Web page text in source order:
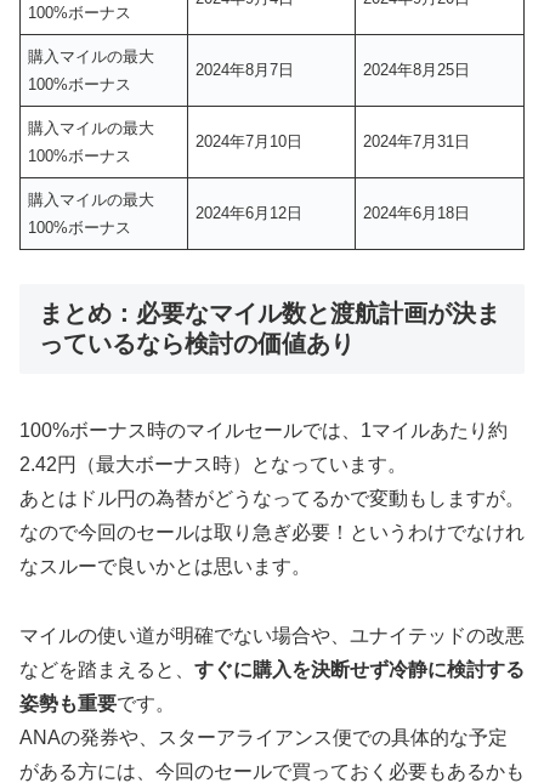
100%ボーナス
購入マイルの最大
100%ボーナス
2024年8月7日 2024年8月25日
購入マイルの最大
100%ボーナス
2024年7月10日 2024年7月31日
購入マイルの最大
100%ボーナス
2024年6月12日 2024年6月18日
まとめ：必要なマイル数と渡航計画が決ま
っているなら検討の価値あり
100%ボーナス時のマイルセールでは、1マイルあたり約
2.42円（最大ボーナス時）となっています。
あとはドル円の為替がどうなってるかで変動もしますが。
なので今回のセールは取り急ぎ必要！というわけでなけれ
なスルーで良いかとは思います。
マイルの使い道が明確でない場合や、ユナイテッドの改悪
などを踏まえると、 すぐに購入を決断せず冷静に検討する
姿勢も重要です。
ANAの発券や、スターアライアンス便での具体的な予定
がある方には、今回のセールで買っておく必要もあるかも